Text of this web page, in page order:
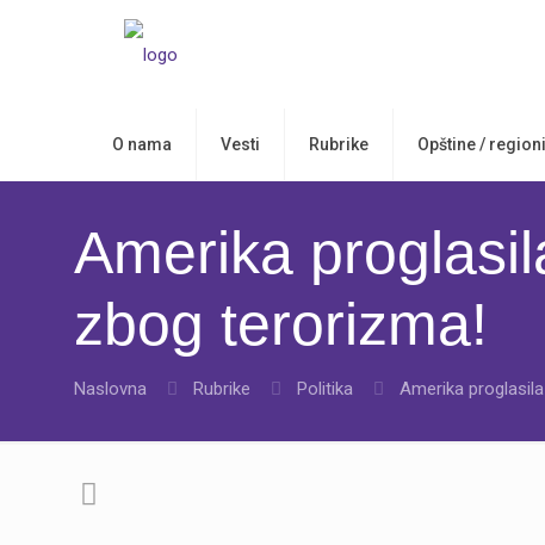
O nama Vesti Rubrike Opštine / regioni
Amerika
zbog terorizma!
Naslovna Rubrike Politika Amerika